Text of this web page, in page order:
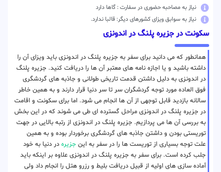
نیاز به مصاحبه حضوری در سفارت : گاها دارد
نیاز به سوابق ویزای کشورهای دیگر: قالبا ندارد.
سکونت در جزیره پلنگ در اندونزی
همانطور که می دانید برای سفر به جزیره پلنگ در اندونزی باید ویزای آن را
داشته باشید و یا اجازه نامه های معتبر آن ها را دریافت کنید. جزیره پلنگ
در اندونزی به دلیل داشتن قدمت تاریخی طولانی و جاذبه های گردشگری
فوق العاده مورد توجه گردشگران سر تا سر دنیا قرار دارند و به همین خاطر
سالانه بازدید قابل توجهی از آن ها انجام می شود. اما برای سکونت و اقامت
در جزیره پلنگ در اندونزی مراحل گسترده ای طی می شوند که در این بخش
به بررسی آن ها می پردازیم. جزیره پلنگ در اندونزی از رتبه بالایی در جهت
توریستی بودن و داشتن جاذبه های گردشگری برخوردار بوده و به همین
علت توجه بسیاری از توریست ها را در سفر به این جزیره در دنیا به خود
جلب کرده است. برای سفر به جزیره پلنگ در اندونزی علاوه بر اینکه باید
آماده سازی های اولیه از قبیل دریافت بلیط و رزرو هتل را انجام داد ولی